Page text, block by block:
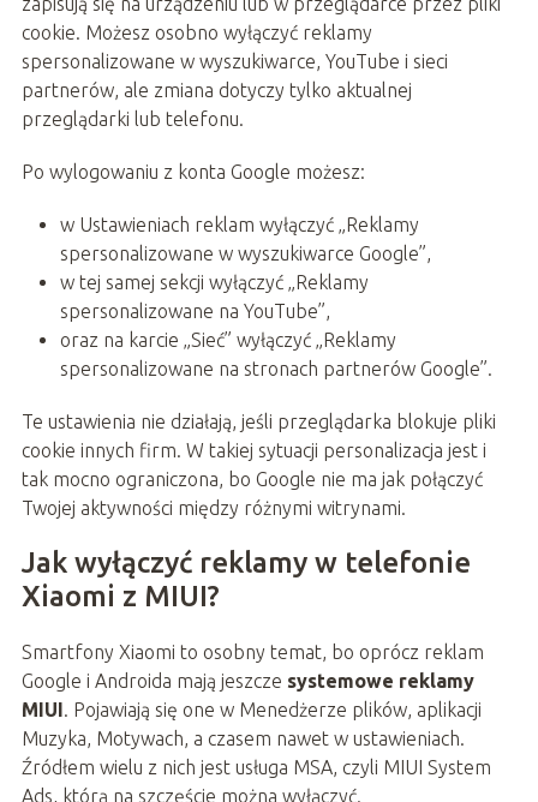
cookie. Możesz osobno wyłączyć reklamy
spersonalizowane w wyszukiwarce, YouTube i sieci
partnerów, ale zmiana dotyczy tylko aktualnej
przeglądarki lub telefonu.
Po wylogowaniu z konta Google możesz:
w Ustawieniach reklam wyłączyć „Reklamy
spersonalizowane w wyszukiwarce Google”,
w tej samej sekcji wyłączyć „Reklamy
spersonalizowane na YouTube”,
oraz na karcie „Sieć” wyłączyć „Reklamy
spersonalizowane na stronach partnerów Google”.
Te ustawienia nie działają, jeśli przeglądarka blokuje pliki
cookie innych firm. W takiej sytuacji personalizacja jest i
tak mocno ograniczona, bo Google nie ma jak połączyć
Twojej aktywności między różnymi witrynami.
Jak wyłączyć reklamy w telefonie
Xiaomi z MIUI?
Smartfony Xiaomi to osobny temat, bo oprócz reklam
Google i Androida mają jeszcze systemowe reklamy
MIUI. Pojawiają się one w Menedżerze plików, aplikacji
Muzyka, Motywach, a czasem nawet w ustawieniach.
Źródłem wielu z nich jest usługa MSA, czyli MIUI System
Ads, którą na szczęście można wyłączyć.